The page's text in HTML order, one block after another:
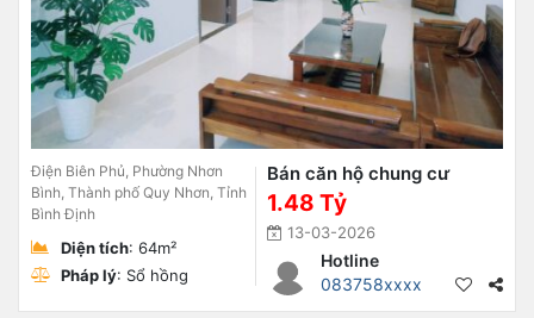
Điện Biên Phủ, Phường Nhơn
Bình, Thành phố Quy Nhơn, Tỉnh
Bình Định
Diện tích: 64m²
Pháp lý: Sổ hồng
Bán căn hộ chung cư
1.48 Tỷ
13-03-2026
Hotline
083758xxxx